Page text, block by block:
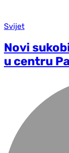
Svijet
Novi
u centru